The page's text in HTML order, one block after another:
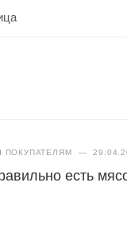
ПОКУПАТЕЛЯМ —
есть